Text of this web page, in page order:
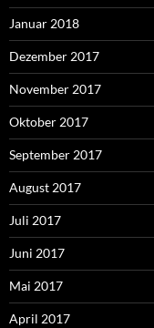
Januar 2018
Dezember 2017
November 2017
Oktober 2017
September 2017
August 2017
Juli 2017
Juni 2017
Mai 2017
April 2017